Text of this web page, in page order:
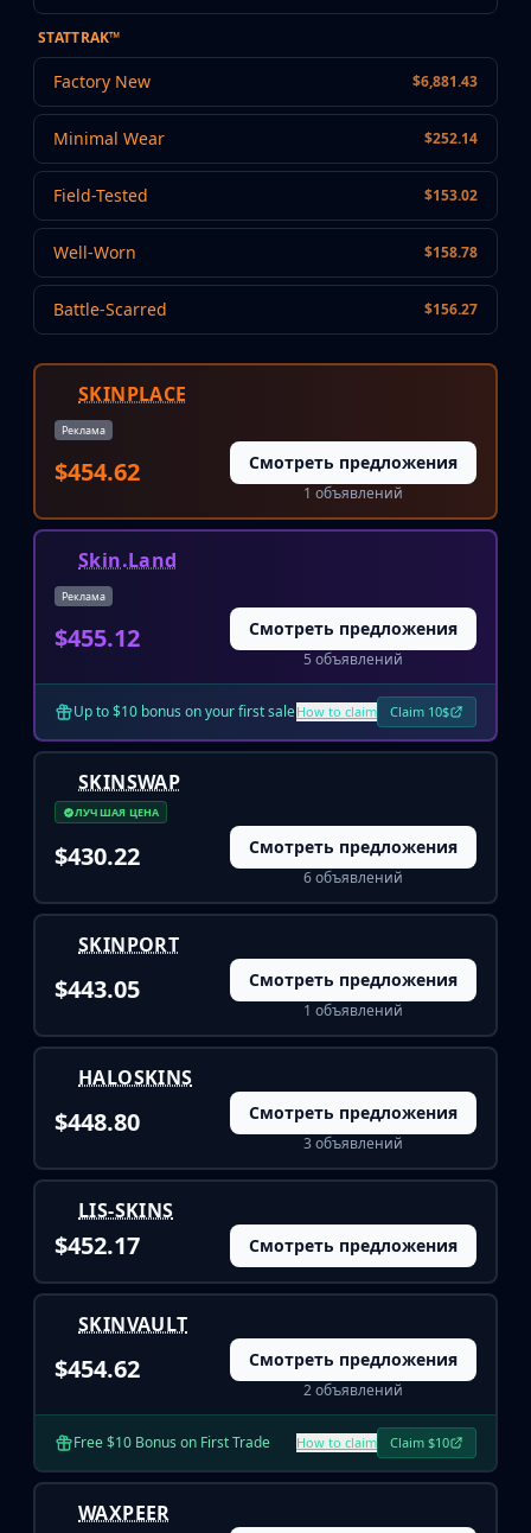
MP9
PP-Bizon
UMP-45
Shotguns & Machineguns
MAG-7
Nova
Sawed-Off
XM1014
M249
Negev
Knives
Bowie Knife
Butterfly Knife
Classic Knife
Falchion Knife
Gut Knife
Huntsman Knife
Karambit
Kukri Knife
M9 Bayonet
Paracord Knife
Shadow Daggers
Skeleton Knife
Stiletto Knife
Talon Knife
Ursus Knife
Gloves
Bloodhound Gloves
Broken Fang Gloves
Hand Wraps
Hydra Gloves
Moto Gloves
Specialist Gloves
Items
Charms
Patches
Souvenir Packages
Keychains
Discover
Best Skins
Trending
Highlights
STATTRAK™
Factory New $6,881.43
Minimal Wear $252.14
Field-Tested $153.02
Well-Worn $158.78
Battle-Scarred $156.27
SKINPLACE
Реклама
$454.62 Смотреть предложения
1 объявлений
Skin.Land
Реклама
$455.12 Смотреть предложения
5 объявлений
Up to $10 bonus on your first saleHow to claim Claim 10$
SKINSWAP
ЛУЧШАЯ ЦЕНА
$430.22 Смотреть предложения
6 объявлений
SKINPORT
$443.05 Смотреть предложения
1 объявлений
HALOSKINS
$448.80 Смотреть предложения
3 объявлений
LIS-SKINS
$452.17 Смотреть предложения
SKINVAULT
$454.62 Смотреть предложения
2 объявлений
Free $10 Bonus on First Trade How to claim Claim $10
WAXPEER